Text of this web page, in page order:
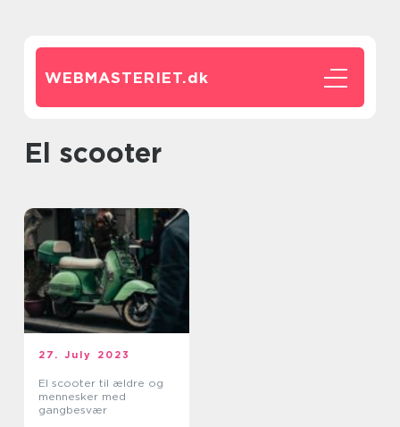
WEBMASTERIET.dk
El scooter
27. July 2023
El scooter til ældre og
mennesker med
gangbesvær